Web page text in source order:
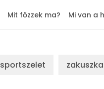
Mit főzzek ma? Mi van a
sportszelet zakuszka